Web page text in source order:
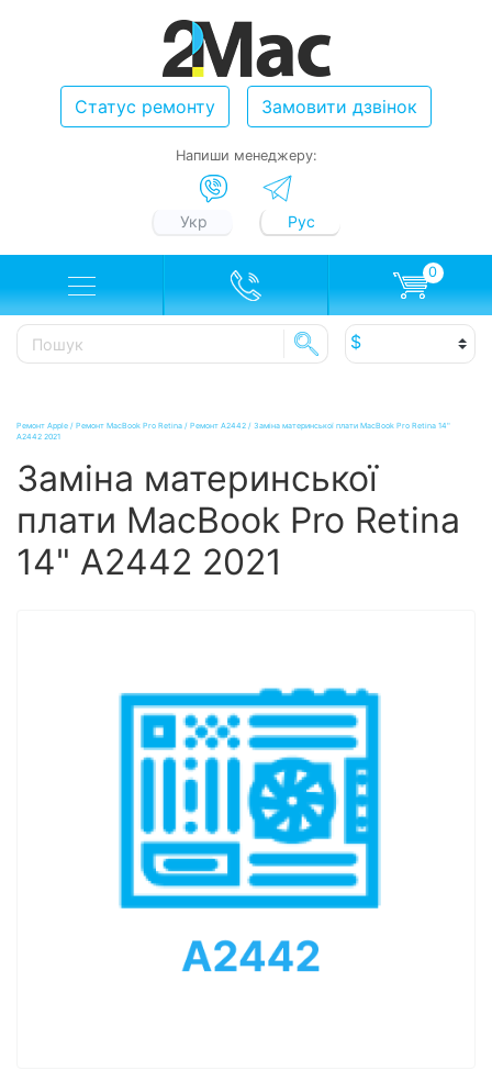
Статус ремонту Замовити дзвінок
Напиши менеджеру:
Укр Рус
0
Ремонт Apple / Ремонт MacBook Pro Retina / Ремонт А2442 / Заміна материнської плати MacBook Pro Retina 14"
A2442 2021
Заміна материнської
плати MacBook Pro Retina
14" A2442 2021